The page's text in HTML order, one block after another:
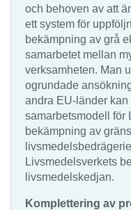
och behoven av att
ett system för
bekämpning av grå
samarbetet mellan
verksamheten. Man
ogrundade
andra EU-länder
samarbetsmodell för
bekämpning av
Livsmedelsverkets
livsmedelskedjan.
Komplettering av